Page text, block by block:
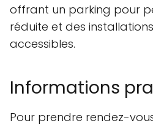
offrant un parking pour
réduite et des
accessibles.
Informations
Pour prendre rendez-